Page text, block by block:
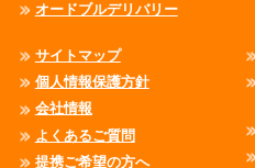
オードブルデリバリー
サイトマップ
個人情報保護方針
会社情報
よくあるご質問
提携ご希望の方へ